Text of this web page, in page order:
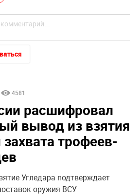
4581
расшифровал
вывод из взятия
трофеев-
Угледара подтверждает
оружия ВСУ